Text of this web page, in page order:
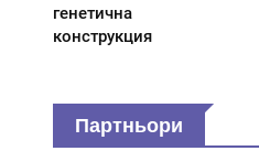
генетична
конструкция
Партньори